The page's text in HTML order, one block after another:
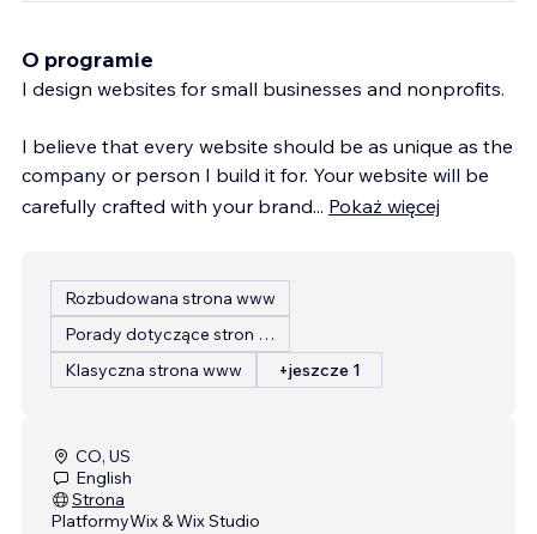
O programie
I design websites for small businesses and nonprofits.
I believe that every website should be as unique as the
company or person I build it for. Your website will be
carefully crafted with your brand... Pokaż więcej
Rozbudowana strona www
Porady dotyczące stron internetowych
Klasyczna strona www
+jeszcze 1
CO, US
English
Strona
PlatformyWix & Wix Studio